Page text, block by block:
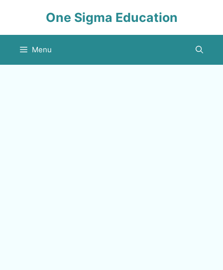
One Sigma Education
Menu